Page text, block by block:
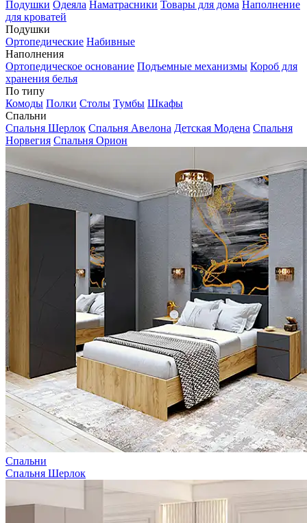
Подушки Одеяла Наматрасники Товары для дома Наполнение
для кроватей
Подушки
Ортопедические Набивные
Наполнения
Ортопедическое основание Подъемные механизмы Короб для
хранения белья
По типу
Комоды Полки Столы Тумбы Шкафы
Спальни
Спальня Шерлок Спальня Авелона Детская Модена Спальня
Норвегия Спальня Орион
Спальни
Спальня Шерлок